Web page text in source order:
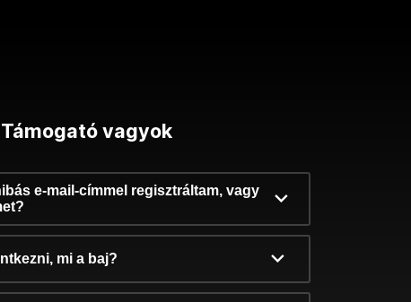
Támogató vagyok
e-mail-címmel regisztráltam, vagy
mi a baj?